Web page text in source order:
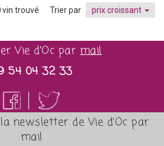
vin trouvé Trier par prix croissant
Vie d'Oc parmail
54 04 32 33
newsletter de Vie d'Oc par
mail